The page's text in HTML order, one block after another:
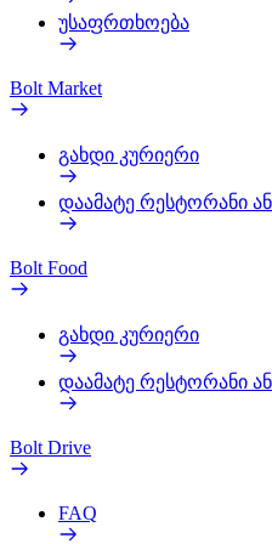
უსაფრთხოება
Bolt Market
გახდი კურიერი
დაამატე რესტორანი
Bolt Food
გახდი კურიერი
დაამატე რესტორანი
Bolt Drive
FAQ